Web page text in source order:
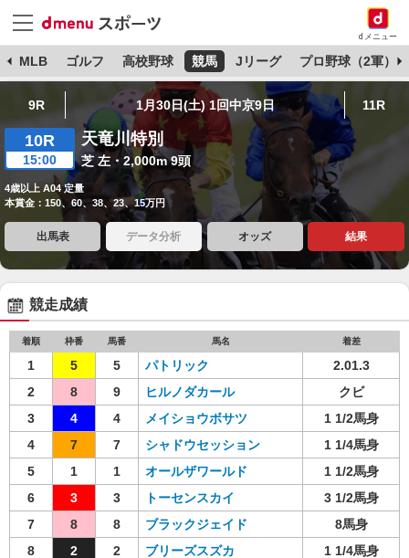
dメニュー
MLB ゴルフ 高校野球 競馬 Jリーグ プロ野球（2軍）
9R 1月30日(土) 1回中京9日 11R
10R
15:00
天竜川特別
芝 左・2,000m 9頭
4歳以上 A04 定量
本賞金：150、60、38、23、15万円
出馬表 データ分析 オッズ 結果
競走成績
着順 枠番 馬番 馬名 着差
1 5 5 パトリック
2.01.3
2
8 9 ヒルノダカール
クビ
3
4 4 メイショウボサツ
1 1/2馬身
4
7 7 シャドウセッション
1 1/4馬身
5
1 1 オールザワールド
1 1/2馬身
6
3 3 トーセンスカイ
3 1/2馬身
7
8 8 ブラックジェイド
8馬身
8
2 2 ブリーズスズカ
1 1/4馬身